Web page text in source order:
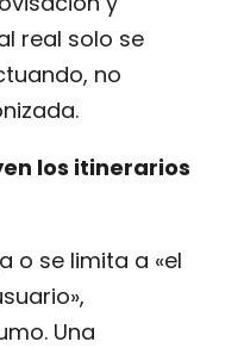
real solo se
no
los itinerarios
o se limita a «el
Una